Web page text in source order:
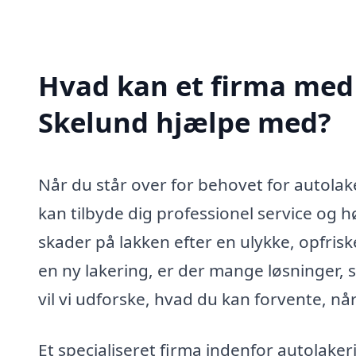
Hvad kan et firma
Skelund hjælpe med?
Når du står over for behovet for
kan tilbyde dig professionel service og
skader på lakken efter en ulykke,
en ny lakering, er der mange
vil vi udforske, hvad du kan forvente,
Et specialiseret firma indenfor